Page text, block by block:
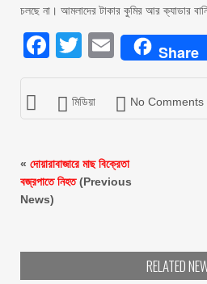
চলছে না। আমলাদের টাকার কুমির আর ক্যাডার
Facebook
Twitter
EmailShare
মিডিয়া No Comments
« দোয়ারাবাজারে মাছ বিক্রেতা
বজ্রপাতে নিহত(Previous
News)
RELATED